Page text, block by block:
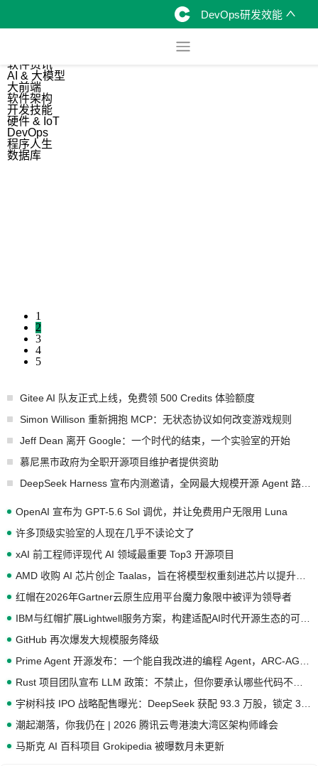
DevOps研发效能
软件资讯
AI & 大模型
大前端
软件架构
开发技能
硬件 & IoT
DevOps
程序人生
数据库
1
2
3
4
5
Gitee AI 队友正式上线，免费领 500 Credits 体验额度
Simon Willison 重新拥抱 MCP：无状态协议如何改变游戏规则
Jeff Dean 离开 Google：一个时代的结束，一个实验室的开始
慕尼黑市政府为全职开源项目维护者提供资助
OpenAI 宣布为 GPT-5.6 Sol 调优，并让免费用户无限用 Luna
许多顶级实验室的人现在几乎不读论文了
xAI 前工程师评现代 AI 领域最重要 Top3 开源项目
红帽在2026年Gartner云原生应用平台魔力象限中被评为领导者
GitHub 再次爆发大规模服务降级
潮起潮落，你我仍在 | 2026 腾讯云粤港澳大湾区架构师峰会
马斯克 AI 百科项目 Grokipedia 被曝数月未更新